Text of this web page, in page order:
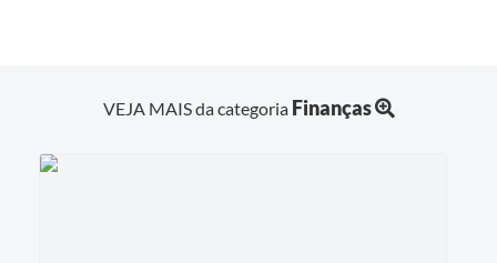
VEJA MAIS da categoria Finanças